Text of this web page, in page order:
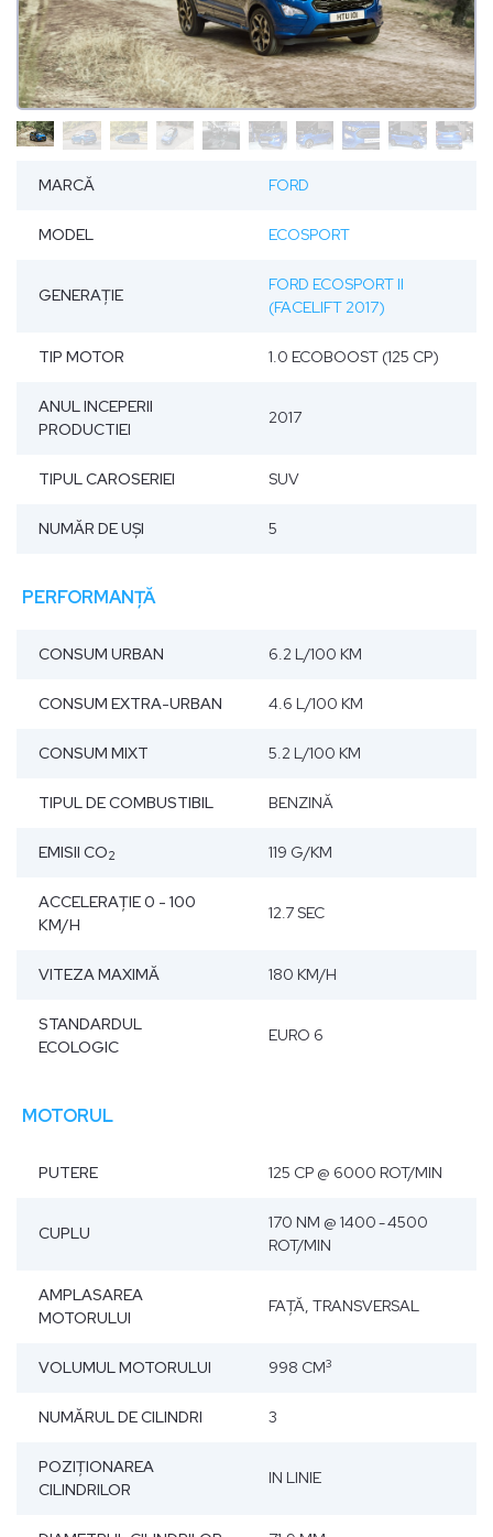
MARCĂ FORD
MODEL ECOSPORT
GENERAȚIE
FORD ECOSPORT II
(FACELIFT 2017)
TIP MOTOR 1.0 ECOBOOST (125 CP)
ANUL INCEPERII
PRODUCTIEI
2017
TIPUL CAROSERIEI SUV
NUMĂR DE UŞI 5
PERFORMANȚĂ
CONSUM URBAN 6.2 L/100 KM
CONSUM EXTRA-URBAN 4.6 L/100 KM
CONSUM MIXT 5.2 L/100 KM
TIPUL DE COMBUSTIBIL BENZINĂ
EMISII CO2 119 G/KM
ACCELERAŢIE 0 - 100
KM/H
12.7 SEC
VITEZA MAXIMĂ 180 KM/H
STANDARDUL
ECOLOGIC
EURO 6
MOTORUL
PUTERE 125 CP @ 6000 ROT/MIN
CUPLU
170 NM @ 1400 - 4500
ROT/MIN
AMPLASAREA
MOTORULUI
FAŢĂ, TRANSVERSAL
VOLUMUL MOTORULUI 998 CM3
NUMĂRUL DE CILINDRI 3
POZIŢIONAREA
CILINDRILOR
IN LINIE